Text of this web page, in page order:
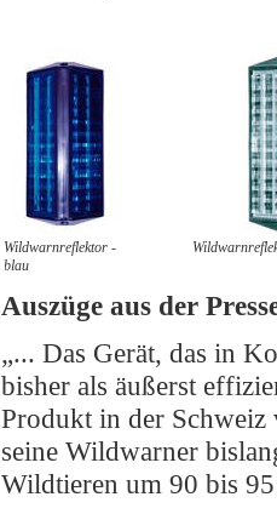
Wildwarnreflektor -
blau
Auszüge aus der
„... Das Gerät, das in
bisher als äußerst
Produkt in der Schweiz
seine Wildwarner
Wildtieren um 90 bis